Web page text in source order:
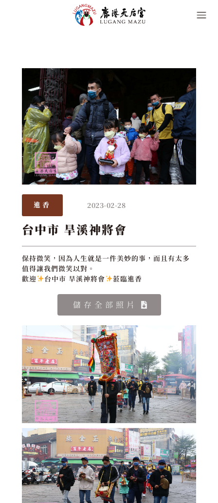
進香 2023-02-28
台中市 旱溪神將會
保持微笑，因為人生就是一件美妙的事，而且有太多
值得讓我們微笑以對。
歡迎
台中市 旱溪神將會 蒞臨進香
儲存全部照片